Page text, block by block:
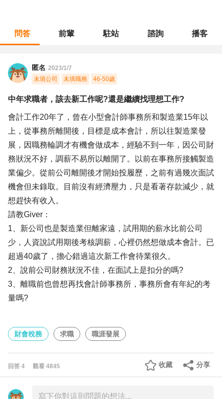
問答 前輩 駐站 諮詢 播客
匿名 2023/1/7
未填公司
未填職務 46-50歲
中年求職者，該去新工作呢?還是繼續找理想工作?
會計工作20年了，曾在小型會計師事務所和製造業15年以
上，從事務所離開後，目標是成本會計，所以往製造業發
展，因職務輪調才有機會做成本，經驗不到一年，因公司財
務狀況不好，調薪不易所以離開了。以前在事務所接觸製造
業偏少。從前公司離開後才開始投履歷，之前有過幾次面試
機會但未錄取。目前沒有經濟壓力，只是看著存款減少，就
想趕快有收入。
請教Giver：
1、新公司也是製造業但離家遠，試用期的薪水比前公司
少，人資說試用期後考核調薪，心裡仍然想做成本會計。已
超過40歲了，擔心錯過這次新工作會待業很久。
2、說前公司財務狀況不佳，在面試上是扣分的嗎?
3、離職前也曾想再找會計師事務所，事務所會有年紀的考
量嗎?
財會稅務 求職 職涯發展
回答 4 觀看 4845 分享
收藏